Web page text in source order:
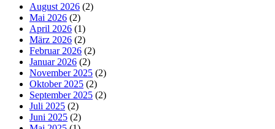
August 2026 (2)
Mai 2026 (2)
April 2026 (1)
März 2026 (2)
Februar 2026 (2)
Januar 2026 (2)
November 2025 (2)
Oktober 2025 (2)
September 2025 (2)
Juli 2025 (2)
Juni 2025 (2)